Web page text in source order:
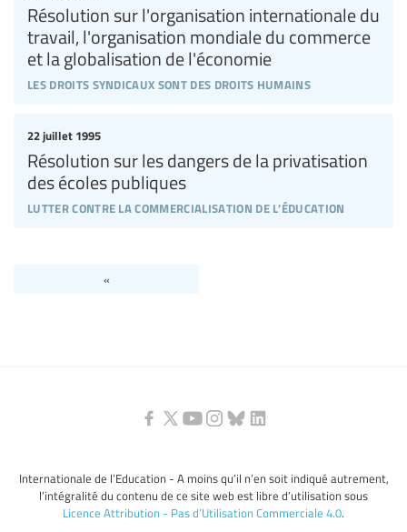
les droits syndicaux sont des droits humains
Résolution sur l'organisation internationale du
travail, l'organisation mondiale du commerce
et la globalisation de l'économie
lutter contre la commercialisation de l’éducation
22 juillet 1995
Résolution sur les dangers de la privatisation
des écoles publiques
«
Internationale de l’Education - A moins qu’il n’en soit indiqué autrement,
l’intégralité du contenu de ce site web est libre d’utilisation sous
Licence Attribution - Pas d’Utilisation Commerciale 4.0.